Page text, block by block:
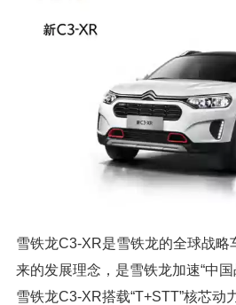
雪铁龙C3-XR是雪铁龙的全球战略
来的发展理念，是雪铁龙加速“中国
雪铁龙C3-XR搭载“T+STT”核芯动